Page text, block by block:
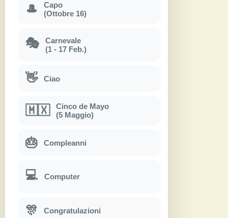
🎩
Capo
(Ottobre 16)
🎭
Carnevale
(1 - 17 Feb.)
👋 Ciao
🇲🇽
Cinco de Mayo
(5 Maggio)
🎂 Compleanni
💻 Computer
🎊 Congratulazioni